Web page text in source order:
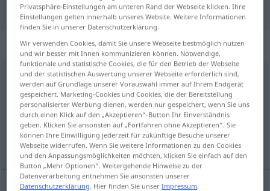
Übersetzung
„durchbrochen“: Adjektiv
durchbrochenadj
Übersicht aller Übersetzungen
(Für mehr Details die Übersetzung anklicken/antippen)
calado
Privatsphäre-Einstellungen am unteren Rand der Webseite klicken. Ihre
Einstellungen gelten innerhalb unseres Website. Weitere Informationen
finden Sie in unserer Datenschutzerklärung.
Wir verwenden Cookies, damit Sie unsere Webseite bestmöglich nutzen
und wir besser mit Ihnen kommunizieren können. Notwendige,
funktionale und statistische Cookies, die für den Betrieb der Webseite
und der statistischen Auswertung unserer Webseite erforderlich sind,
werden auf Grundlage unserer Vorauswahl immer auf Ihrem Endgerät
gespeichert. Marketing-Cookies und Cookies, die der Bereitstellung
personalisierter Werbung dienen, werden nur gespeichert, wenn Sie uns
durch einen Klick auf den „Akzeptieren“-Button Ihr Einverständnis
geben. Klicken Sie ansonsten auf „Fortfahren ohne Akzeptieren“. Sie
können Ihre Einwilligung jederzeit für zukünftige Besuche unserer
Webseite widerrufen. Wenn Sie weitere Informationen zu den Cookies
und den Anpassungsmöglichkeiten möchten, klicken Sie einfach auf den
Button „Mehr Optionen“. Weitergehende Hinweise zu der
Datenverarbeitung entnehmen Sie ansonsten unserer
Datenschutzerklärung. Hier finden Sie unserImpressum.